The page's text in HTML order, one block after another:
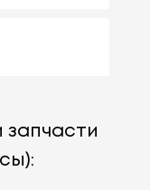
запчасти